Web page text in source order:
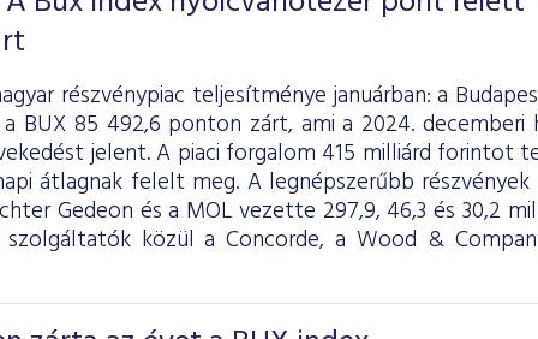
részvénypiac teljesítménye januárban: a
a BUX 85 492,6 ponton zárt, ami a 2024.
jelent. A piaci forgalom 415 milliárd forintot
átlagnak felelt meg. A legnépszerűbb
Gedeon és a MOL vezette 297,9, 46,3 és 30,2
közül a Concorde, a Wood &